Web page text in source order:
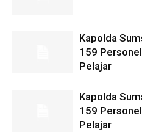
Kapolda
159
Pelajar
Kapolda
159
Pelajar